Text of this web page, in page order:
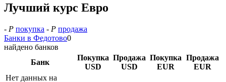
Лучший курс Евро
- Р покупка - Р продажа
Банки в Федотово0
найдено банков
Банк
Покупка
USD
Продажа
USD
Покупка
EUR
Продажа
EUR
Нет данных на